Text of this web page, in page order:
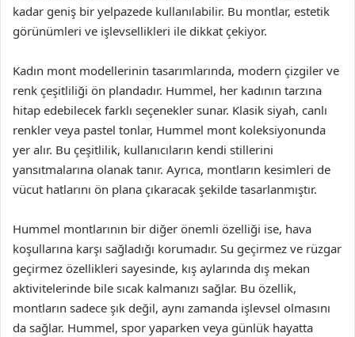
kadar geniş bir yelpazede kullanılabilir. Bu montlar, estetik
görünümleri ve işlevsellikleri ile dikkat çekiyor.
Kadın mont modellerinin tasarımlarında, modern çizgiler ve
renk çeşitliliği ön plandadır. Hummel, her kadının tarzına
hitap edebilecek farklı seçenekler sunar. Klasik siyah, canlı
renkler veya pastel tonlar, Hummel mont koleksiyonunda
yer alır. Bu çeşitlilik, kullanıcıların kendi stillerini
yansıtmalarına olanak tanır. Ayrıca, montların kesimleri de
vücut hatlarını ön plana çıkaracak şekilde tasarlanmıştır.
Hummel montlarının bir diğer önemli özelliği ise, hava
koşullarına karşı sağladığı korumadır. Su geçirmez ve rüzgar
geçirmez özellikleri sayesinde, kış aylarında dış mekan
aktivitelerinde bile sıcak kalmanızı sağlar. Bu özellik,
montların sadece şık değil, aynı zamanda işlevsel olmasını
da sağlar. Hummel, spor yaparken veya günlük hayatta